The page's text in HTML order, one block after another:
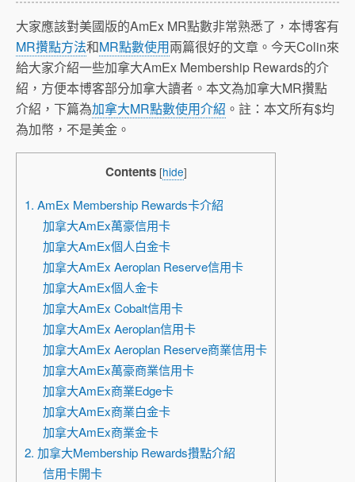
大家應該對美國版的AmEx MR點數非常熟悉了，本博客有
MR攢點方法和MR點數使用兩篇很好的文章。今天Colin來
給大家介紹一些加拿大AmEx Membership Rewards的介
紹，方便本博客部分加拿大讀者。本文為加拿大MR攢點
介紹，下篇為加拿大MR點數使用介紹 。註：本文所有$均
為加幣，不是美金。
Contents [hide]
1. AmEx Membership Rewards卡介紹
加拿大AmEx萬豪信用卡
加拿大AmEx個人白金卡
加拿大AmEx Aeroplan Reserve信用卡
加拿大AmEx個人金卡
加拿大AmEx Cobalt信用卡
加拿大AmEx Aeroplan信用卡
加拿大AmEx Aeroplan Reserve商業信用卡
加拿大AmEx萬豪商業信用卡
加拿大AmEx商業Edge卡
加拿大AmEx商業白金卡
加拿大AmEx商業金卡
2. 加拿大Membership Rewards攢點介紹
信用卡開卡